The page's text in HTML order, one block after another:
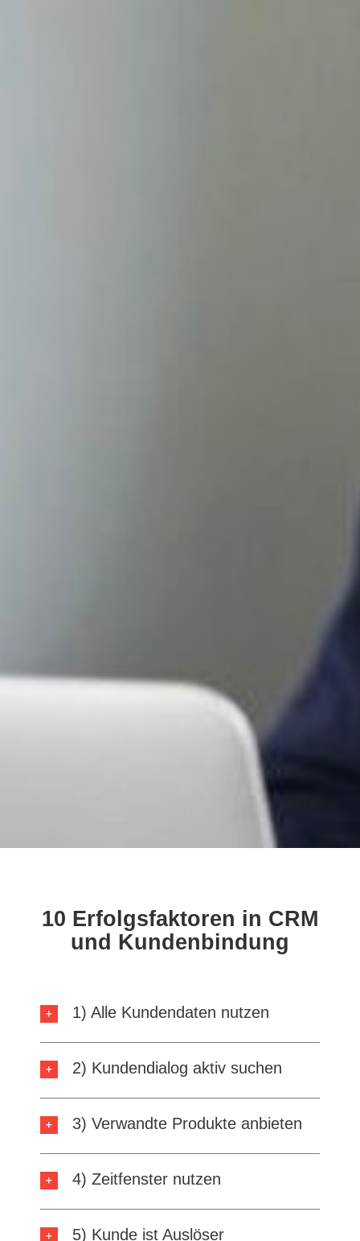
10 Erfolgsfaktoren in CRM
und Kundenbindung
1) Alle Kundendaten nutzen
2) Kundendialog aktiv suchen
3) Verwandte Produkte anbieten
4) Zeitfenster nutzen
5) Kunde ist Auslöser